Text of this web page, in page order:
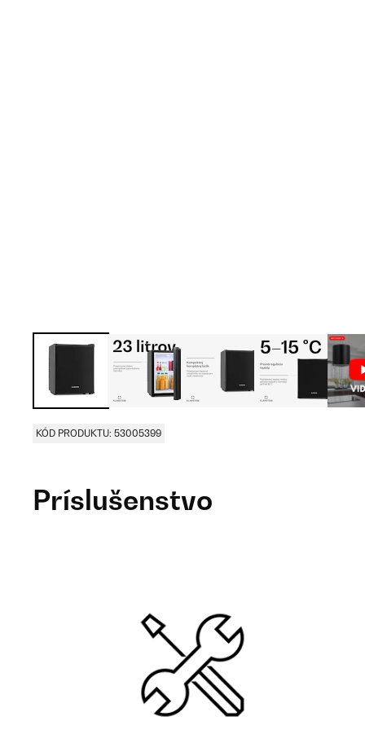
KÓD PRODUKTU: 53005399
Príslušenstvo